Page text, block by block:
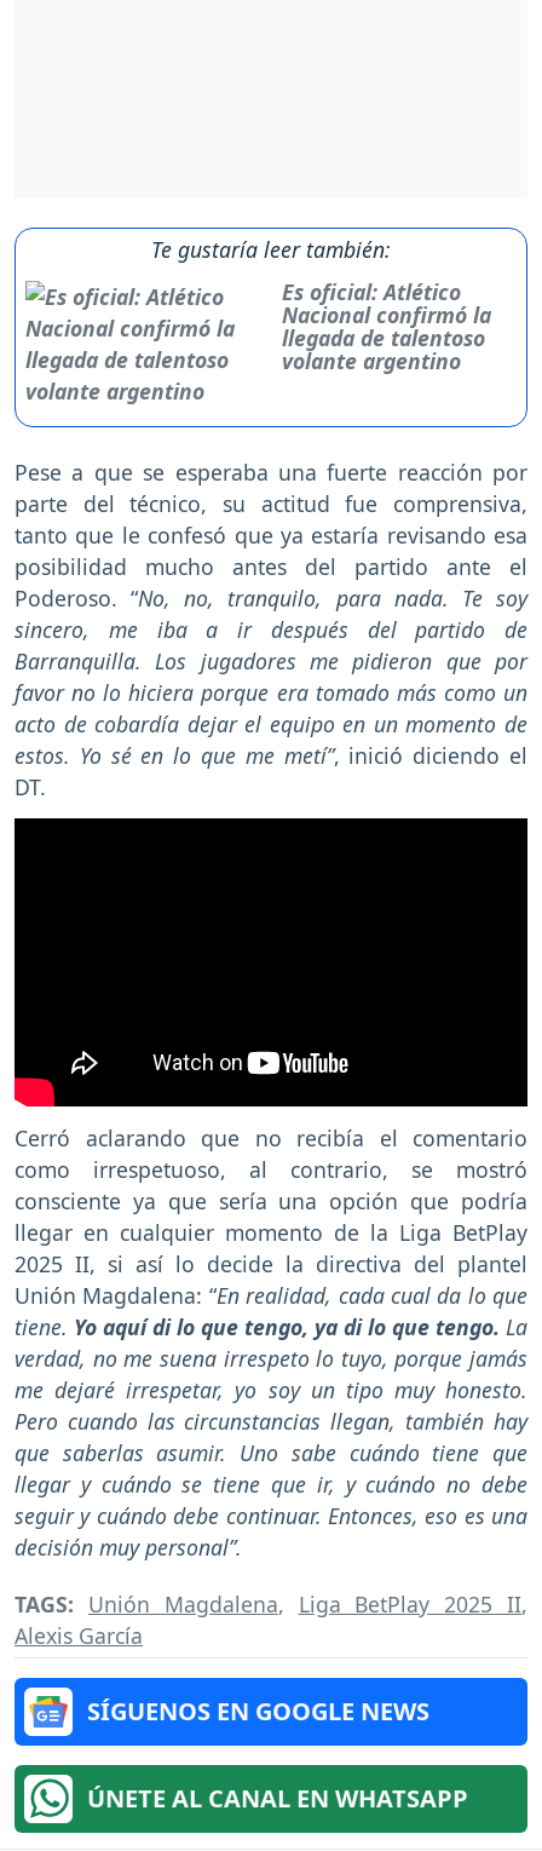
Te gustaría leer también:
Es oficial: Atlético
Nacional confirmó la
llegada de talentoso
volante argentino
Pese a que se esperaba una fuerte reacción por
parte del técnico, su actitud fue comprensiva,
tanto que le confesó que ya estaría revisando esa
posibilidad mucho antes del partido ante el
Poderoso. “No, no, tranquilo, para nada. Te soy
sincero, me iba a ir después del partido de
Barranquilla. Los jugadores me pidieron que por
favor no lo hiciera porque era tomado más como un
acto de cobardía dejar el equipo en un momento de
estos. Yo sé en lo que me metí”, inició diciendo el
DT.
Cerró aclarando que no recibía el comentario
como irrespetuoso, al contrario, se mostró
consciente ya que sería una opción que podría
llegar en cualquier momento de la Liga BetPlay
2025 II, si así lo decide la directiva del plantel
Unión Magdalena: “En realidad, cada cual da lo que
tiene. Yo aquí di lo que tengo, ya di lo que tengo. La
verdad, no me suena irrespeto lo tuyo, porque jamás
me dejaré irrespetar, yo soy un tipo muy honesto.
Pero cuando las circunstancias llegan, también hay
que saberlas asumir. Uno sabe cuándo tiene que
llegar y cuándo se tiene que ir, y cuándo no debe
seguir y cuándo debe continuar. Entonces, eso es una
decisión muy personal”.
TAGS: Unión Magdalena, Liga BetPlay 2025 II,
Alexis García
SÍGUENOS EN GOOGLE NEWS
ÚNETE AL CANAL EN WHATSAPP